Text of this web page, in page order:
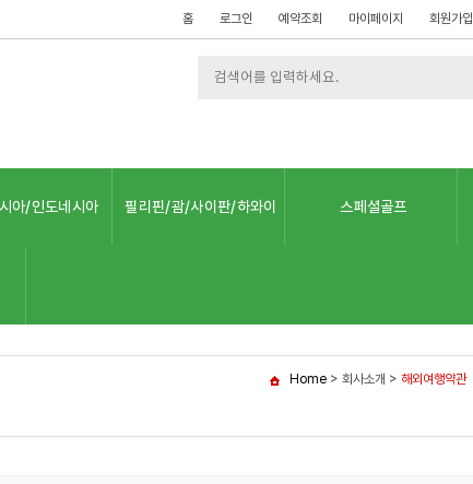
홈 로그인 예약조회 마이페이지 회원가입
아/인도네시아 필리핀/괌/사이판/하와이 스페셜골프
Home > 회사소개 > 해외여행약관